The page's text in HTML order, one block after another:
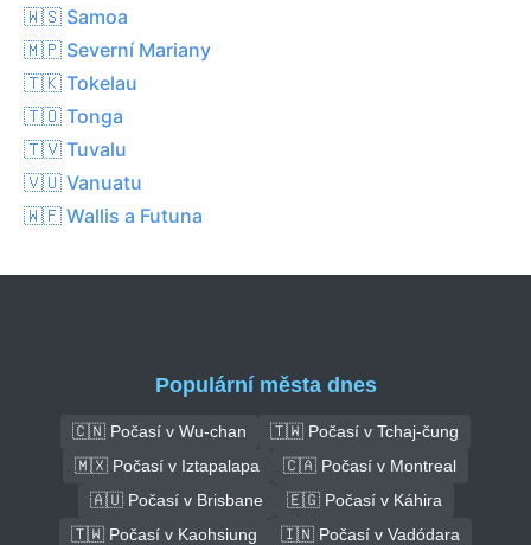
🇼🇸 Samoa
🇲🇵 Severní Mariany
🇹🇰 Tokelau
🇹🇴 Tonga
🇹🇻 Tuvalu
🇻🇺 Vanuatu
🇼🇫 Wallis a Futuna
Populární města dnes
🇨🇳 Počasí v Wu-chan
🇹🇼 Počasí v Tchaj-čung
🇲🇽 Počasí v Iztapalapa
🇨🇦 Počasí v Montreal
🇦🇺 Počasí v Brisbane
🇪🇬 Počasí v Káhira
🇹🇼 Počasí v Kaohsiung
🇮🇳 Počasí v Vadódara